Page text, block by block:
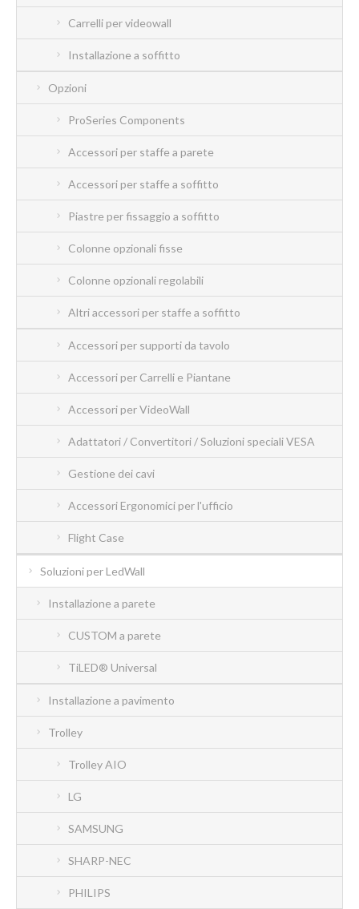
Carrelli per videowall
Installazione a soffitto
Opzioni
ProSeries Components
Accessori per staffe a parete
Accessori per staffe a soffitto
Piastre per fissaggio a soffitto
Colonne opzionali fisse
Colonne opzionali regolabili
Altri accessori per staffe a soffitto
Accessori per supporti da tavolo
Accessori per Carrelli e Piantane
Accessori per VideoWall
Adattatori / Convertitori / Soluzioni speciali VESA
Gestione dei cavi
Accessori Ergonomici per l'ufficio
Flight Case
Soluzioni per LedWall
Installazione a parete
CUSTOM a parete
TiLED® Universal
Installazione a pavimento
Trolley
Trolley AIO
LG
SAMSUNG
SHARP-NEC
PHILIPS